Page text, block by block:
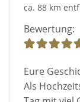
ca. 88 km
Bewertung:
Eure
Als